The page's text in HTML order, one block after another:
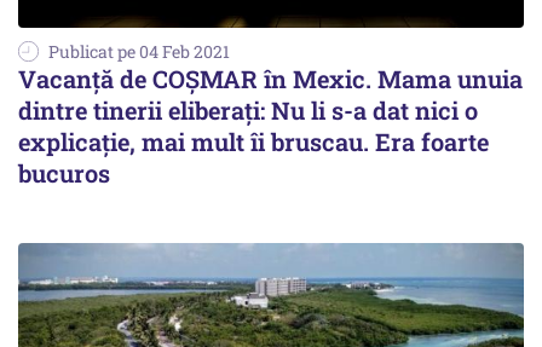
Publicat pe 04 Feb 2021
Vacanță de COȘMAR în Mexic. Mama unuia
dintre tinerii eliberați: Nu li s-a dat nici o
explicație, mai mult îi bruscau. Era foarte
bucuros